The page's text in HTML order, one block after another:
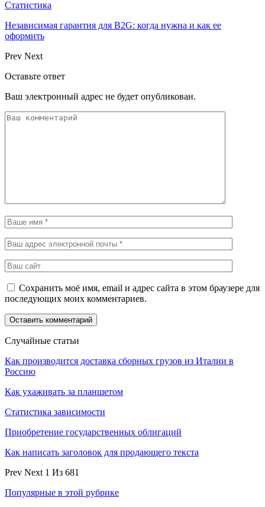
Статистика
Независимая гарантия для B2G: когда нужна и как ее
оформить
Prev Next
Оставьте ответ
Ваш электронный адрес не будет опубликован.
Сохранить моё имя, email и адрес сайта в этом браузере для
последующих моих комментариев.
Случайные статьи
Как производится доставка сборных грузов из Италии в
Россию
Как ухаживать за планшетом
Статистика зависимости
Приобретение государственных облигаций
Как написать заголовок для продающего текста
Prev Next 1 Из 681
Популярные в этой рубрике